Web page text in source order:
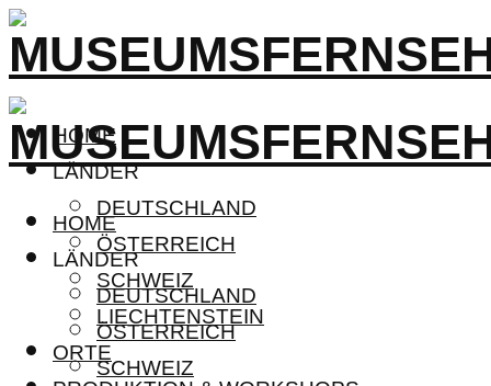
HOME
LÄNDER
DEUTSCHLAND
ÖSTERREICH
SCHWEIZ
LIECHTENSTEIN
ORTE
HOME
LÄNDER
DEUTSCHLAND
ÖSTERREICH
SCHWEIZ